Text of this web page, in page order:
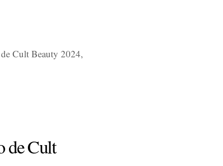
Cult Beauty 2024,
de Cult